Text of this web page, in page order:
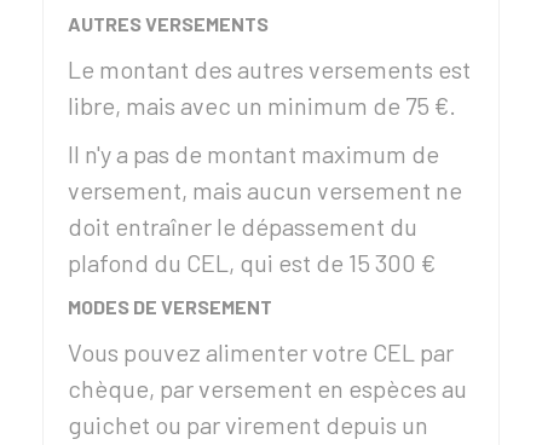
AUTRES VERSEMENTS
Le montant des autres versements est
libre, mais avec un minimum de 75 €.
Il n'y a pas de montant maximum de
versement, mais aucun versement ne
doit entraîner le dépassement du
plafond du CEL, qui est de 15 300 €
MODES DE VERSEMENT
Vous pouvez alimenter votre CEL par
chèque, par versement en espèces au
guichet ou par virement depuis un